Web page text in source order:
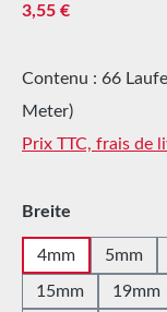
Prix régulier :
3,55 €
Contenu : 66
Meter)
Prix TTC, frais de
Sélectionnez
Breite
4mm 5mm
15mm 19mm